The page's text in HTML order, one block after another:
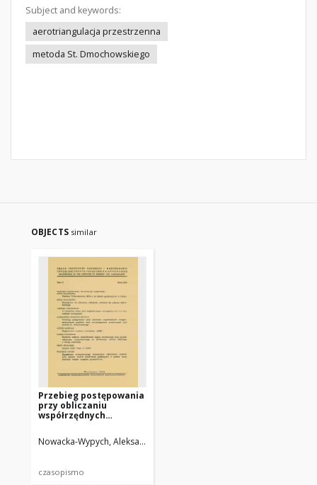
Subject and keywords:
aerotriangulacja przestrzenna
metoda St. Dmochowskiego
OBJECTS similar
Przebieg postępowania
przy obliczaniu
współrzędnych
punktów sieci
aerotriangulacji
Dmochowskiego
Nowacka-Wypych, Aleksandra
czasopismo